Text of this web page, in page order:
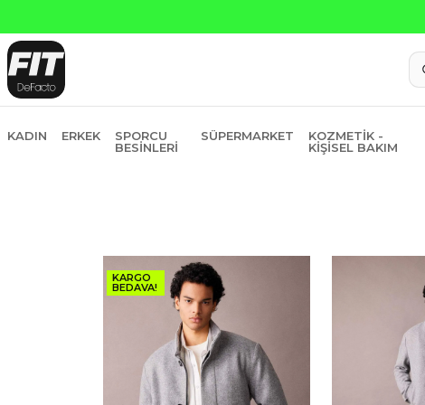
KADIN ERKEK
SPORCU
BESINLERI
SÜPERMARKET
KOZMETIK -
KIŞISEL BAKIM
KARGO
BEDAVA!